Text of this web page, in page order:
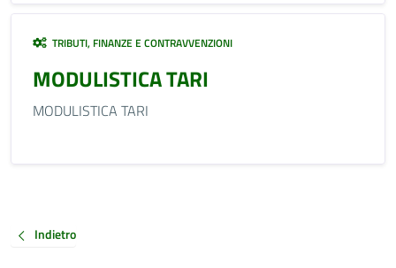
TRIBUTI, FINANZE E CONTRAVVENZIONI
MODULISTICA TARI
MODULISTICA TARI
Indietro